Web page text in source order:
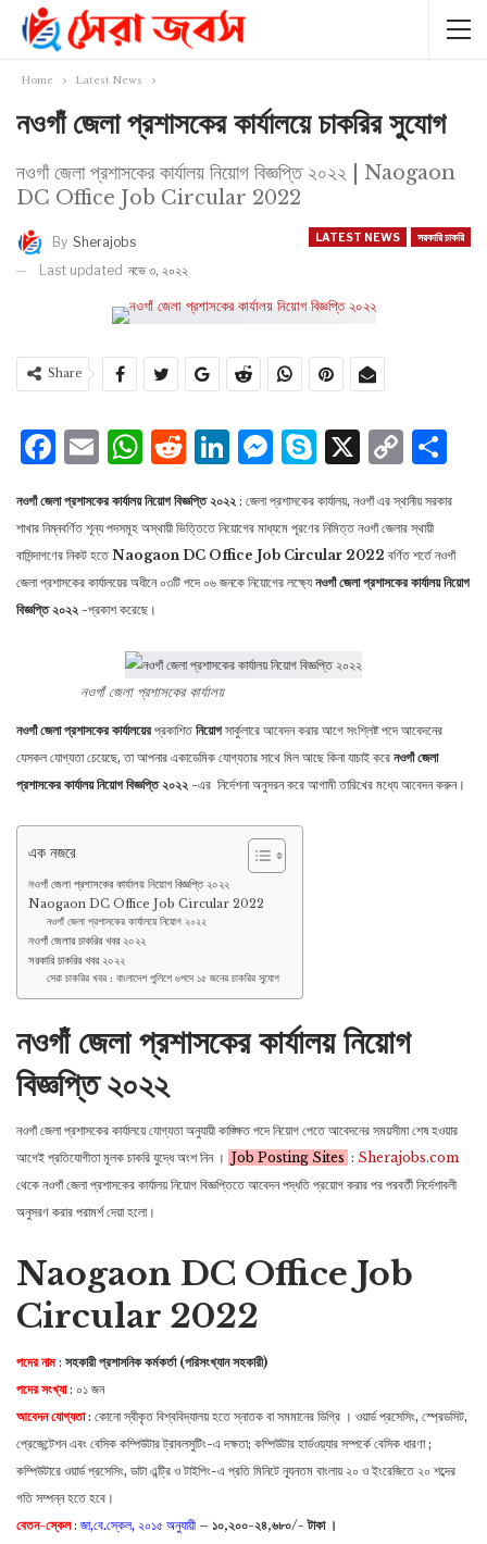
Home Latest News
নওগাঁ জেলা প্রশাসকের কার্যালয়ে চাকরির সুযোগ
নওগাঁ জেলা প্রশাসকের কার্যালয় নিয়োগ বিজ্ঞপ্তি ২০২২ | Naogaon
DC Office Job Circular 2022
LATEST NEWS সরকারি চাকরি
By Sherajobs
Last updated নভে ৩, ২০২২
Share
Facebook
Email
WhatsApp
Reddit
LinkedIn
Messenger
Skype
X
নওগাঁ জেলা প্রশাসকের কার্যালয় নিয়োগ বিজ্ঞপ্তি ২০২২ : জেলা প্রশাসকের কার্যালয়, নওগাঁ এর স্থানীয় সরকার
শাখার নিম্নবর্ণিত শূন্য পদসমূহ অস্থায়ী ভিত্তিতে নিয়োগের মাধ্যমে পূরণের নিমিত্ত নওগাঁ জেলার স্থায়ী
বাসিন্দাগণের নিকট হতে Naogaon DC Office Job Circular 2022 বর্ণিত শর্তে নওগাঁ
জেলা প্রশাসকের কার্যালয়ের অধীনে ০৩টি পদে ০৬ জনকে নিয়োগের লক্ষ্যেনওগাঁ জেলা প্রশাসকের কার্যালয় নিয়োগ
বিজ্ঞপ্তি ২০২২ -প্রকাশ করেছে।
নওগাঁ জেলা প্রশাসকের কার্যালয়
নওগাঁ জেলা প্রশাসকের কার্যালয়েরপ্রকাশিত নিয়োগসার্কুলারে আবেদন করার আগে সংশ্লিষ্ট পদে আবেদনের
যেসকল যোগ্যতা চেয়েছে, তা আপনার একাডেমিক যোগ্যতার সাথে মিল আছে কিনা যাচাই করে নওগাঁ জেলা
প্রশাসকের কার্যালয় নিয়োগ বিজ্ঞপ্তি ২০২২ -এর নির্দেশনা অনুসরন করে আগামী তারিখের মধ্যে আবেদন করুন।
এক নজরে
নওগাঁ জেলা প্রশাসকের কার্যালয় নিয়োগ বিজ্ঞপ্তি ২০২২
Naogaon DC Office Job Circular 2022
নওগাঁ জেলা প্রশাসকের কার্যালয়ে নিয়োগ ২০২২
নওগাঁ জেলার চাকরির খবর ২০২২
সরকারি চাকরির খবর ২০২২
সেরা চাকরির খবর : বাংলাদেশ পুলিশে ৬পদে ১৫ জনের চাকরির সুযোগ
নওগাঁ জেলা প্রশাসকের কার্যালয় নিয়োগ
বিজ্ঞপ্তি ২০২২
নওগাঁ জেলা প্রশাসকের কার্যালয়েযোগ্যতা অনুযায়ী কাঙ্ক্ষিত পদে নিয়োগ পেতে আবেদনের সময়সীমা শেষ হওয়ার
আগেই প্রতিযোগীতা মূলক চাকরি যুদ্ধে অংশ নিন । Job Posting Sites : Sherajobs.com
থেকে নওগাঁ জেলা প্রশাসকের কার্যালয় নিয়োগ বিজ্ঞপ্তিতে আবেদন পদ্ধতি প্রয়োগ করার পর পরবর্তী নির্দেশাবলী
অনুসরণ করার পরামর্শ দেয়া হলো।
Naogaon DC Office Job
Circular 2022
পদের নাম : সহকারী প্রশাসনিক কর্মকর্তা (পরিসংখ্যান সহকারী)
পদের সংখ্যা: ০১ জন
আবেদন যোগ্যতা: কোনো স্বীকৃত বিশ্ববিদ্যালয় হতে স্নাতক বা সমমানের ডিগ্রি । ওয়ার্ড প্রসেসিং, স্প্রেডসিট,
প্রেজেন্টেশন এবং বেসিক কম্পিউটার ট্রাবলসুটিং-এ দক্ষতা; কম্পিউটার হার্ডওয়্যার সম্পর্কে বেসিক ধারণা ;
কম্পিউটারে ওয়ার্ড প্রসেসিং, ডাটা এন্ট্রি ও টাইপিং-এ প্রতি মিনিটে ন্যূনতম বাংলায় ২০ ও ইংরেজিতে ২০ শব্দের
গতি সম্পন্ন হতে হবে।
বেতন-স্কেল: জা,বে.স্কেল, ২০১৫ অনুযায়ী– ১০,২০০-২৪,৬৮০/- টাকা ।